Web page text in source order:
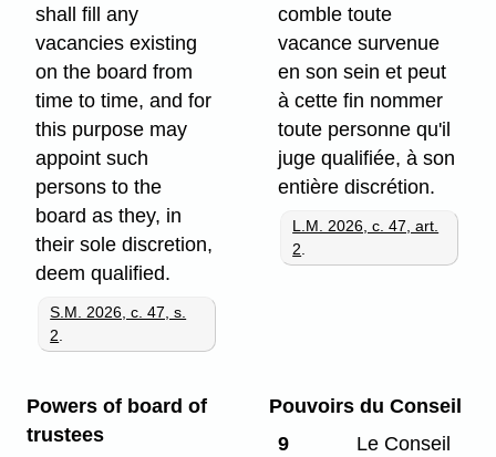
shall fill any
vacancies existing
on the board from
time to time, and for
this purpose may
appoint such
persons to the
board as they, in
their sole discretion,
deem qualified.
S.M. 2026, c. 47, s.
2.
comble toute
vacance survenue
en son sein et peut
à cette fin nommer
toute personne qu'il
juge qualifiée, à son
entière discrétion.
L.M. 2026, c. 47, art.
2.
Powers of board of
trustees
Pouvoirs du Conseil
9
Le Conseil